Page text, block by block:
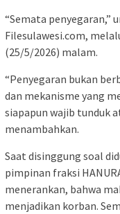
“Semata penyegaran,”
Filesulawesi.com,
(25/5/2026) malam.
“Penyegaran bukan
dan mekanisme yang
siapapun wajib tunduk
menambahkan.
Saat disinggung soal
pimpinan fraksi
menerankan, bahwa
menjadikan korban.